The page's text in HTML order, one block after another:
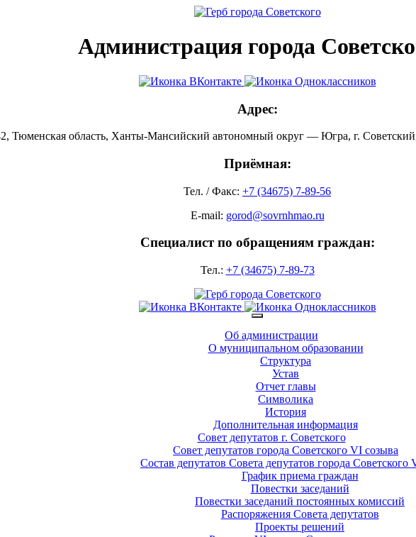
Администрация города
Адрес:
Тюменская область, Ханты-Мансийский автономный округ — Югра, г.
Приёмная:
Тел. / Факс: +7 (34675) 7-89-56
E-mail: gorod@sovrnhmao.ru
Специалист по обращениям граждан:
Тел.: +7 (34675) 7-89-73
Об администрации
О муниципальном образовании
Структура
Устав
Отчет главы
Символика
История
Дополнительная информация
Совет депутатов г. Советского
Совет депутатов города Советского VI созыва
Состав депутатов Совета депутатов города Советского
График приема граждан
Повестки заседаний
Повестки заседаний постоянных комиссий
Распоряжения Совета депутатов
Проекты решений